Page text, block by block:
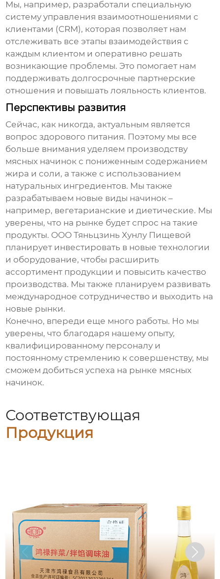
Мы, например, разработали специальную
систему управления взаимоотношениями с
клиентами (CRM), которая позволяет нам
отслеживать все этапы взаимодействия с
каждым клиентом и оперативно решать
возникающие проблемы. Это помогает нам
поддерживать долгосрочные партнерские
отношения и повышать лояльность клиентов.
Перспективы развития
Сейчас, как никогда, актуальным является
вопрос здорового питания. Поэтому мы все
больше внимания уделяем производству
мясных начинок с пониженным содержанием
жира и соли, а также с использованием
натуральных ингредиентов. Мы также
разрабатываем новые виды начинок –
например, вегетарианские и диетические. Мы
уверены, что на рынке будет спрос на такие
продукты. ООО Тяньцзинь Хунлу Пищевой
планирует инвестировать в новые технологии
и оборудование, чтобы расширить
ассортимент продукции и повысить качество
производства. Мы также планируем развивать
международное сотрудничество и выходить на
новые рынки.
Конечно, впереди еще много работы. Но мы
уверены, что благодаря нашему опыту,
квалифицированному персоналу и
постоянному стремлению к совершенству, мы
сможем добиться успеха на рынке мясных
начинок.
Соответствующая
Продукция